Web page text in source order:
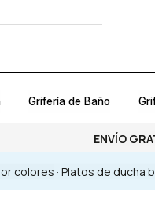
Grifería de Baño
ENVÍO
colores ·Platos de ducha